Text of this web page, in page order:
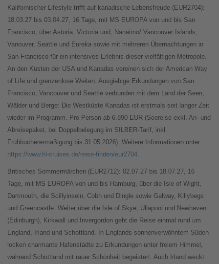
Kalifornischer Lifestyle trifft auf kanadische Lebensfreude (EUR2704):
18.03.27 bis 03.04.27, 16 Tage, mit MS EUROPA von und bis San
Francisco, über Astoria, Victoria und, Nanaimo/ Vancouver Islands,
Vanouver, Seattle und Eureka sowie mit mehreren Übernachtungen in
San Francisco für ein intensives Erlebnis dieser vielfältigen Metropole.
An den Küsten der USA und Kanadas vereinen sich der American Way
of Life und grenzenlose Weiten. Ausgiebige Erkundungen von San
Francisco, Vancouver und Seattle verbunden mit dem Land der Seen,
Wälder und Berge: Die Westküste Kanadas ist erstmals seit langer Zeit
wieder im Programm. Pro Person ab 6.890 EUR (Seereise exkl. An- und
Abreisepaket, bei Doppelbelegung im SILBER-Tarif, inkl.
Frühbucherermäßigung bis 31.05.2026). Weitere Informationen unter
https://www.hl-cruises.de/reise-finden/eur2704.
Britisches Sommermärchen (EUR2712): 02.07.27 bis 18.07.27, 16
Tage, mit MS EUROPA von und bis Hamburg, über die Isle of Wight,
Dartmouth, die Scillyinseln, Cobh und Dingle sowie Galway, Killybegs
und Greencastle. Weiter über die Isle of Skye, Ullapool und Newhaven
(Edinburgh), Kirkwall und Invergordon geht die Reise einmal rund um
England, Irland und Schottland. In Englands sonnenverwöhntem Süden
locken charmante Hafenstädte zu Erkundungen unter freiem Himmel,
während Schottland mit rauer Schönheit begeistert. Auch Irland weckt